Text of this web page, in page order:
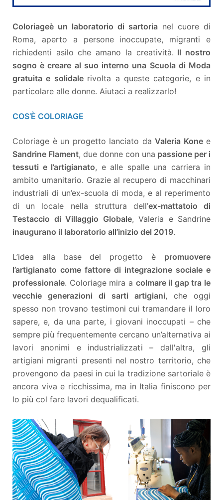
Coloriageè un laboratorio di sartoria nel cuore di
Roma, aperto a persone inoccupate, migranti e
richiedenti asilo che amano la creatività. Il nostro
sogno è creare al suo interno una Scuola di Moda
gratuita e solidale rivolta a queste categorie, e in
particolare alle donne. Aiutaci a realizzarlo!
COS’È COLORIAGE
Coloriage è un progetto lanciato da Valeria Konee
Sandrine Flament, due donne con una passione per i
tessuti e l’artigianato, e alle spalle una carriera in
ambito umanitario. Grazie al recupero di macchinari
industriali di un’ex-scuola di moda, e al reperimento
di un locale nella struttura dell’ex-mattatoio di
Testaccio di Villaggio Globale, Valeria e Sandrine
inaugurano il laboratorio all’inizio del 2019.
L’idea alla base del progetto è promuovere
l’artigianato come fattore di integrazione sociale e
professionale. Coloriage mira a colmare il gap tra le
vecchie generazioni di sarti artigiani, che oggi
spesso non trovano testimoni cui tramandare il loro
sapere, e, da una parte, i giovani inoccupati – che
sempre più frequentemente cercano un’alternativa ai
lavori anonimi e industrializzati – dall'altra, gli
artigiani migranti presenti nel nostro territorio, che
provengono da paesi in cui la tradizione sartoriale è
ancora viva e ricchissima, ma in Italia finiscono per
lo più col fare lavori dequalificati.